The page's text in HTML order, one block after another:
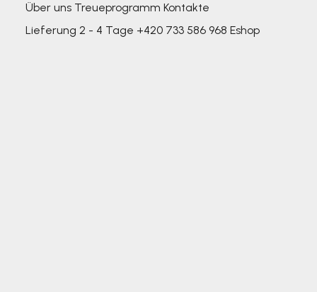
Über uns Treueprogramm Kontakte
Lieferung 2 - 4 Tage +420 733 586 968 Eshop